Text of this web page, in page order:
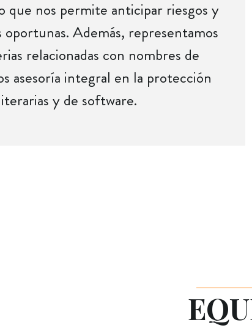
que nos permite anticipar riesgos y
Además, representamos
relacionadas con nombres de
asesoría integral en la protección
y de software.